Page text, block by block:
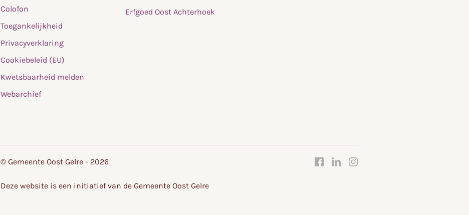
Colofon
Toegankelijkheid
Privacyverklaring
Cookiebeleid (EU)
Kwetsbaarheid melden
Webarchief
Erfgoed Oost Achterhoek
© Gemeente Oost Gelre - 2026
Deze website is een initiatief van de Gemeente Oost Gelre